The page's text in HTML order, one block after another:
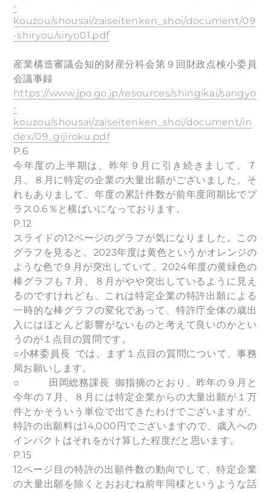
-
kouzou/shousai/zaiseitenken_shoi/document/09
-shiryou/siryo01.pdf
産業構造審議会知的財産分科会第９回財政点検小委員
会議事録
https://www.jpo.go.jp/resources/shingikai/sangyo
-
kouzou/shousai/zaiseitenken_shoi/document/in
dex/09_gijiroku.pdf
P.6
今年度の上半期は、昨年９月に引き続きまして、７
月、８月に特定の企業の大量出願がございました。そ
れもありまして、年度の累計件数が前年度同期比でプ
ラス0.6％と横ばいになっております。
P.12
スライドの12ページのグラフが気になりました。この
グラフを見ると、2023年度は黄色というかオレンジの
ような色で９月が突出していて、2024年度の黄緑色の
棒グラフも７月、８月がやや突出しているように見え
るのですけれども、これは特定企業の特許出願による
一時的な棒グラフの変化であって、特許庁全体の歳出
入にはほとんど影響がないものと考えて良いのかとい
うのが１点目の質問です。
○小林委員長 では、まず１点目の質問について、事務
局お願いします。
○ 田岡総務課長 御指摘のとおり、昨年の９月と
今年の７月、８月には特定企業からの大量出願が１万
件とかそういう単位で出てきたわけでございますが、
特許の出願料は14,000円でございますので、歳入への
インパクトはそれをかけ算した程度だと思います。
P.15
12ページ目の特許の出願件数の動向でして、特定企業
の大量出願を除くとおおむね前年同様というような話